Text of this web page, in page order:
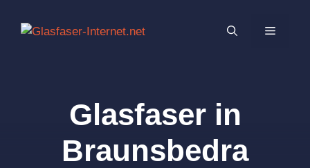
Inhalt
MENÜ
Glasfaser in
Braunsbedra